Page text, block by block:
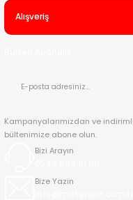
Alışveriş
Kampanyalarımızdan ve
bültenimize abone olun.
Bizi Arayın
Bize Yazın